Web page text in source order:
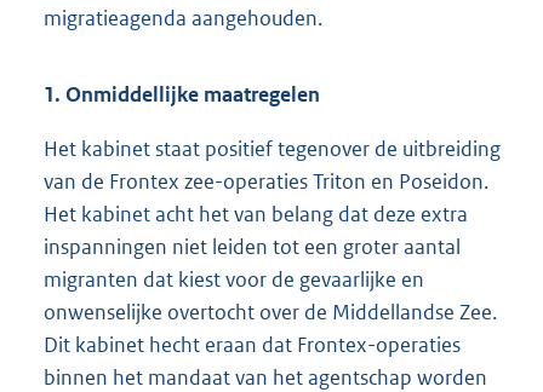
migratieagenda aangehouden.
1. Onmiddellijke maatregelen
Het kabinet staat positief tegenover de uitbreiding
van de Frontex zee-operaties Triton en Poseidon.
Het kabinet acht het van belang dat deze extra
inspanningen niet leiden tot een groter aantal
migranten dat kiest voor de gevaarlijke en
onwenselijke overtocht over de Middellandse Zee.
Dit kabinet hecht eraan dat Frontex-operaties
binnen het mandaat van het agentschap worden